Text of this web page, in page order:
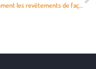
Comment les revêtements de façade influencent-ils le score LEED d’un bâtiment ?